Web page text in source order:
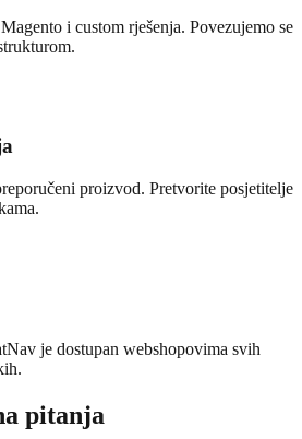
i custom rješenja. Povezujemo se
proizvod. Pretvorite posjetitelje
je dostupan webshopovima svih
pitanja